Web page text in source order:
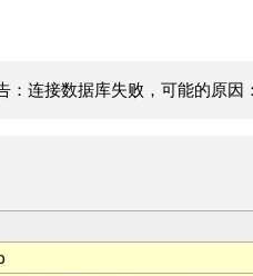
：连接数据库失败，可能的原因